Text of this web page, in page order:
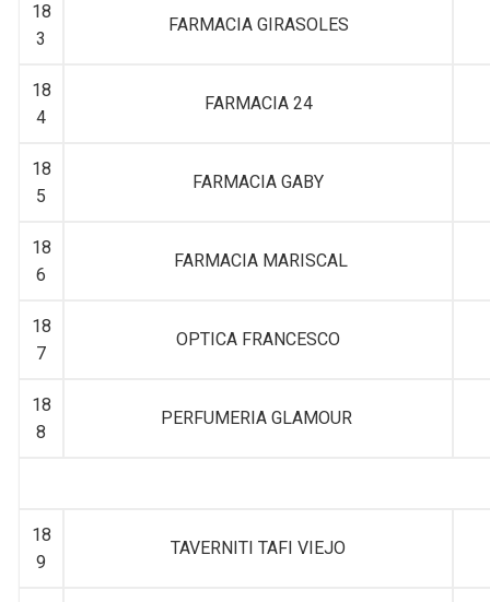
18
3
FARMACIA GIRASOLES
18
4
FARMACIA 24
18
5
FARMACIA GABY
18
6
FARMACIA MARISCAL
18
7
OPTICA FRANCESCO
18
8
PERFUMERIA GLAMOUR
18
9
TAVERNITI TAFI VIEJO